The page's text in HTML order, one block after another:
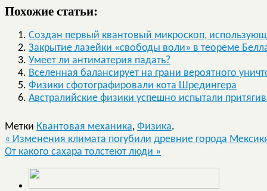
Похожие статьи:
Создан первый квантовый микроскоп,
Закрытие лазейки «свободы воли» в теореме
Умеет ли антиматерия падать?
Вселенная балансирует на грани вероятного
Физики сфотографировали кота Шредингера
Австралийские физики успешно испытали
Метки Квантовая механика, Физика.
« Изменения климата погубили древние города
От какого сахара толстеют люди »